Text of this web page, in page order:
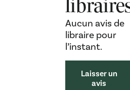
Aucun avis de
libraire pour
l’instant.
Laisser un
avis